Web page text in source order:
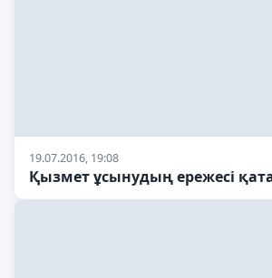
19.07.2016, 19:08
Қызмет ұсынудың ережесі